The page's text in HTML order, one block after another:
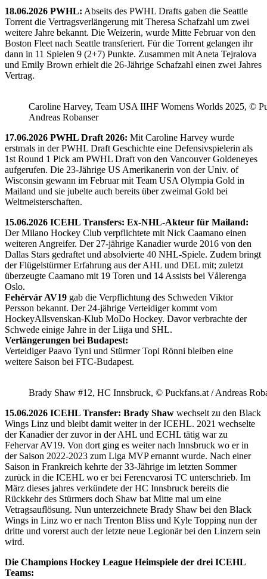
18.06.2026 PWHL: Abseits des PWHL Drafts gaben die Seattle
Torrent die Vertragsverlängerung mit Theresa Schafzahl um zwei
weitere Jahre bekannt. Die Weizerin, wurde Mitte Februar von den
Boston Fleet nach Seattle transferiert. Für die Torrent gelangen ihr
dann in 11 Spielen 9 (2+7) Punkte. Zusammen mit Aneta Tejralova
und Emily Brown erhielt die 26-Jährige Schafzahl einen zwei Jahres
Vertrag.
Caroline Harvey, Team USA IIHF Womens Worlds 2025, ©
Andreas Robanser
17.06.2026 PWHL Draft 2026: Mit Caroline Harvey wurde
erstmals in der PWHL Draft Geschichte eine Defensivspielerin als
1st Round 1 Pick am PWHL Draft von den Vancouver Goldeneyes
aufgerufen. Die 23-Jährige US Amerikanerin von der Univ. of
Wisconsin gewann im Februar mit Team USA Olympia Gold in
Mailand und sie jubelte auch bereits über zweimal Gold bei
Weltmeisterschaften.
15.06.2026 ICEHL Transfers: Ex-NHL-Akteur für Mailand:
Der Milano Hockey Club verpflichtete mit Nick Caamano einen
weiteren Angreifer. Der 27-jährige Kanadier wurde 2016 von den
Dallas Stars gedraftet und absolvierte 40 NHL-Spiele. Zudem bringt
der Flügelstürmer Erfahrung aus der AHL und DEL mit; zuletzt
überzeugte Caamano mit 19 Toren und 14 Assists bei Vålerenga
Oslo.
Fehérvár AV19 gab die Verpflichtung des Schweden Viktor
Persson bekannt. Der 24-jährige Verteidiger kommt vom
HockeyAllsvenskan-Klub MoDo Hockey. Davor verbrachte der
Schwede einige Jahre in der Liiga und SHL.
Verlängerungen bei Budapest:
Verteidiger Paavo Tyni und Stürmer Topi Rönni bleiben eine
weitere Saison bei FTC-Budapest.
Brady Shaw #12, HC Innsbruck, © Puckfans.at / Andreas
15.06.2026 ICEHL Transfer: Brady Shaw wechselt zu den Black
Wings Linz und bleibt damit weiter in der ICEHL. 2021 wechselte
der Kanadier der zuvor in der AHL und ECHL tätig war zu
Fehervar AV19. Von dort ging es weiter nach Innsbruck wo er in
der Saison 2022-2023 zum Liga MVP ernannt wurde. Nach einer
Saison in Frankreich kehrte der 33-Jährige im letzten Sommer
zurück in die ICEHL wo er bei Ferencvarosi TC unterschrieb. Im
März dieses jahres verkündete der HC Innsbruck bereits die
Rückkehr des Stürmers doch Shaw bat Mitte mai um eine
Vetragsauflösung. Nun unterzeichnete Brady Shaw bei den Black
Wings in Linz wo er nach Trenton Bliss und Kyle Topping nun der
dritte und vorerst auch der letzte neue Legionär bei den Linzern sein
wird.
Die Champions Hockey League Heimspiele der drei ICEHL
Teams: